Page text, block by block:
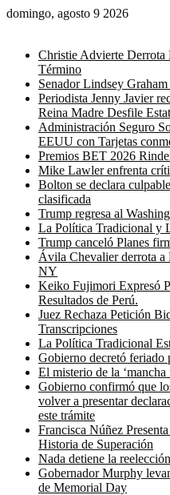
domingo, agosto 9 2026
Christie Advierte
Término
Senador Lindsey
Periodista Jenny Javier
Reina Madre Desfile
Administración Seguro
EEUU con Tarjetas
Premios BET 2026
Mike Lawler enfrenta
Bolton se declara
clasificada
Trump regresa al
La Política Tradicional y
Trump canceló Planes
Ávila Chevalier derrota a
NY
Keiko Fujimori Expresó
Resultados de Perú.
Juez Rechaza Petición
Transcripciones
La Política Tradicional
Gobierno decretó feriado
El misterio de la
Gobierno confirmó que
volver a presentar
este trámite
Francisca Núñez
Historia de Superación
Nada detiene la
Gobernador Murphy
de Memorial Day